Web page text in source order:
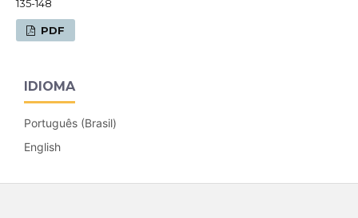
135-148
PDF
IDIOMA
Português (Brasil)
English